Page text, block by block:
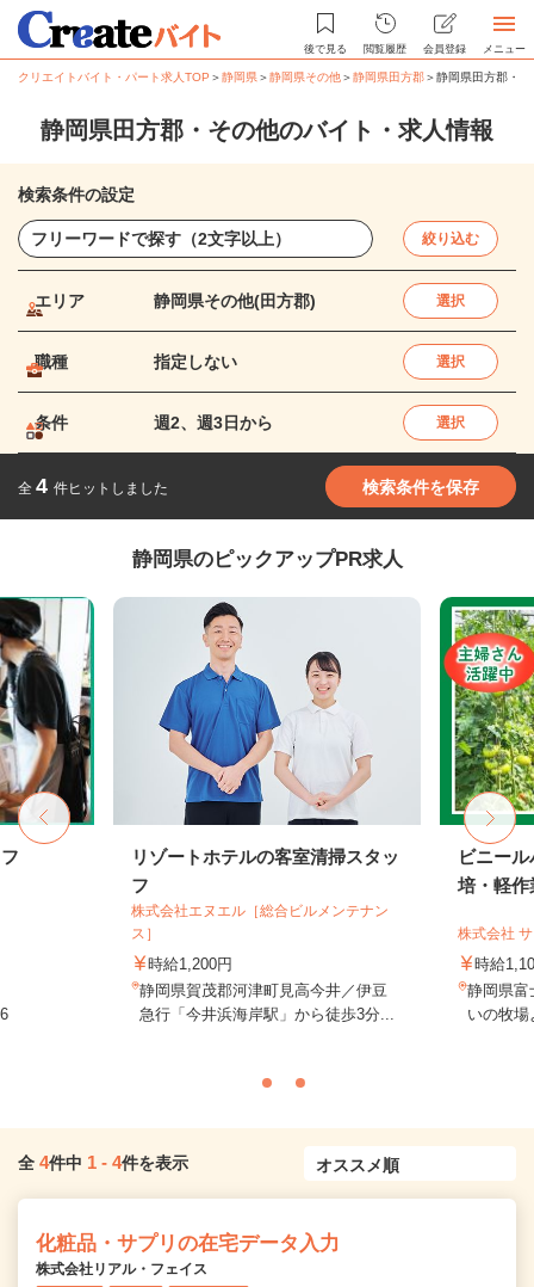
後で見る 閲覧履歴 会員登録 メニュー
クリエイトバイト・パート求人TOP ＞静岡県＞静岡県その他＞静岡県田方郡＞静岡県田方郡・
静岡県田方郡・その他のバイト・求人情報
検索条件の設定
絞り込む
エリア 静岡県その他(田方郡) 選択
職種 指定しない 選択
条件 週2、週3日から 選択
全 4 件ヒットしました 検索条件を保存
静岡県のピックアップPR求人
リゾートホテルの客室清掃スタッ
フ
株式会社エヌエル［総合ビルメンテナン
ス］
時給1,200円
静岡県賀茂郡河津町見高今井／伊豆
急行「今井浜海岸駅」から徒歩3分...
ビニー
培・軽作
株式会社
時給
静岡県富
いの牧
全 4件中 1 - 4件を表示
化粧品・サプリの在宅データ入力
株式会社リアル・フェイス